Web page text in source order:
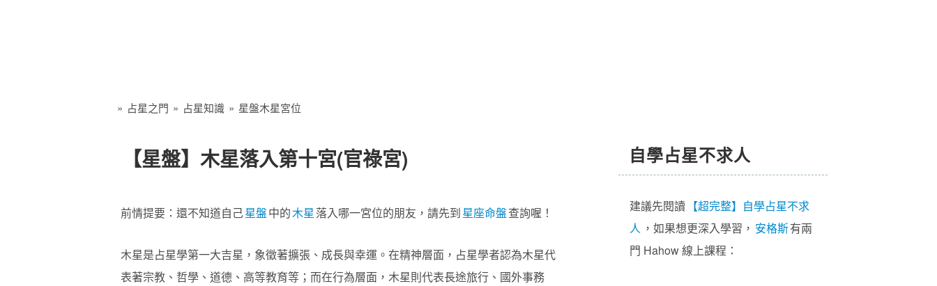
» 占星之門 » 占星知識 » 星盤木星宮位
【星盤】木星落入第十宮(官祿宮)
前情提要：還不知道自己星盤中的木星 落入哪一宮位的朋友，請先到星座命盤查詢喔！
木星是占星學第一大吉星，象徵著擴張、成長與幸運。在精神層面，占星學者認為木星代
表著宗教、哲學、道德、高等教育等；而在行為層面，木星則代表長途旅行、國外事務
自學占星不求人
建議先閱讀 【超完整】自學占星不求
人 ，如果想更深入學習， 安格斯有兩
門 Hahow 線上課程：